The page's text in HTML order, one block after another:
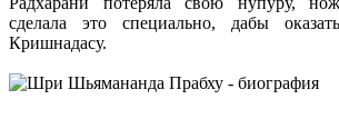
сделала это специально, дабы
Кришнадасу.